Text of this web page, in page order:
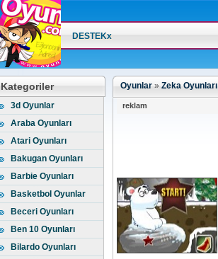
DESTEKx
Kategoriler
3d Oyunlar
Araba Oyunları
Atari Oyunları
Bakugan Oyunları
Barbie Oyunları
Basketbol Oyunlar
Beceri Oyunları
Ben 10 Oyunları
Bilardo Oyunları
Oyunlar » Zeka Oyunları
reklam